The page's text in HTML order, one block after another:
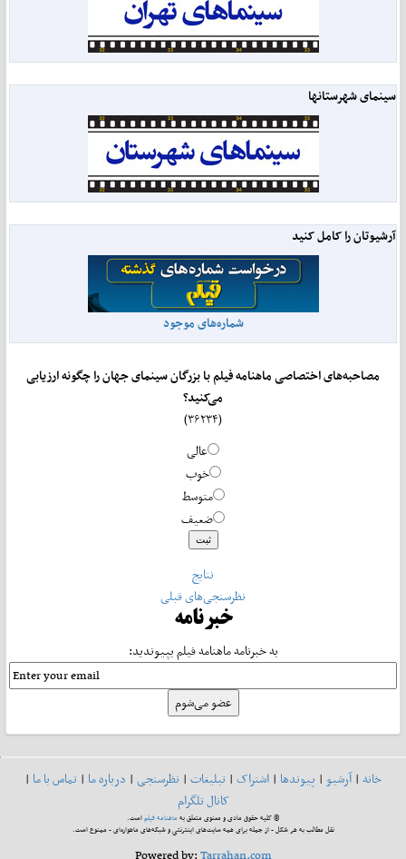
سینمای شهرستانها
آرشیوتان را کامل کنید
شماره‌های موجود
مصاحبه‌های اختصاصی ماهنامه فیلم با بزرگان سینمای جهان را چگونه ارزیابی
می‌کنید؟
عالی
خوب
متوسط
ضعیف
نتایج
نظرسنجی‌های قبلی
خبرنامه
به خبرنامه ماهنامه فیلم بپیوندید:
خانه|آرشیو| پیوندها| اشتراک| تبلیغات| نظرسنجی| درباره ما| تماس با ما|
کانال تلگرام
© کلیه حقوق مادی و معنوی متعلق بهماهنامه فیلماست.
نقل مطالب به هر شکل - از جمله برای همه سایت‌های اینترنتی و شبکه‌های ماهواره‌ای - ممنوع است.